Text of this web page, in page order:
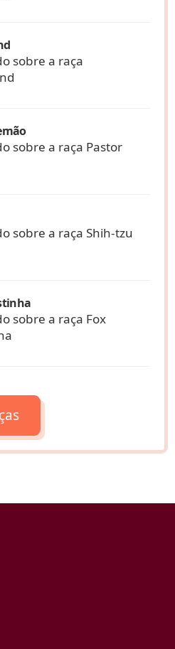
sobre a raça
sobre a raça Pastor
sobre a raça Shih-tzu
sobre a raça Fox